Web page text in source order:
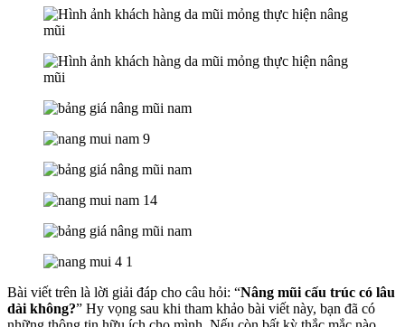
Bài viết trên là lời giải đáp cho câu hỏi: “Nâng mũi cấu trúc có lâu
dài không?” Hy vọng sau khi tham khảo bài viết này, bạn đã có